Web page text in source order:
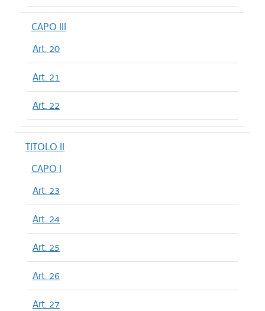
CAPO III
Art. 20
Art. 21
Art. 22
TITOLO II
CAPO I
Art. 23
Art. 24
Art. 25
Art. 26
Art. 27